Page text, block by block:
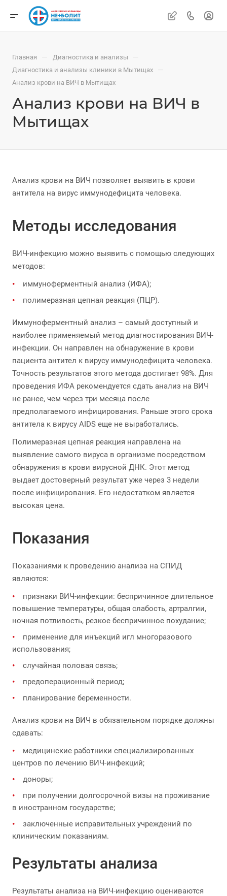
Главная — Диагностика и анализы —
Диагностика и анализы клиники в Мытищах —
Анализ крови на ВИЧ в Мытищах
Анализ крови на ВИЧ в
Мытищах
Анализ крови на ВИЧ позволяет выявить в крови
антитела на вирус иммунодефицита человека.
Методы исследования
ВИЧ-инфекцию можно выявить с помощью следующих
методов:
иммуноферментный анализ (ИФА);
полимеразная цепная реакция (ПЦР).
Иммуноферментный анализ – самый доступный и
наиболее применяемый метод диагностирования ВИЧ-
инфекции. Он направлен на обнаружение в крови
пациента антител к вирусу иммунодефицита человека.
Точность результатов этого метода достигает 98%. Для
проведения ИФА рекомендуется сдать анализ на ВИЧ
не ранее, чем через три месяца после
предполагаемого инфицирования. Раньше этого срока
антитела к вирусу AIDS еще не выработались.
Полимеразная цепная реакция направлена на
выявление самого вируса в организме посредством
обнаружения в крови вирусной ДНК. Этот метод
выдает достоверный результат уже через 3 недели
после инфицирования. Его недостатком является
высокая цена.
Показания
Показаниями к проведению анализа на СПИД
являются:
признаки ВИЧ-инфекции: беспричинное длительное
повышение температуры, общая слабость, артралгии,
ночная потливость, резкое беспричинное похудание;
применение для инъекций игл многоразового
использования;
случайная половая связь;
предоперационный период;
планирование беременности.
Анализ крови на ВИЧ в обязательном порядке должны
сдавать:
медицинские работники специализированных
центров по лечению ВИЧ-инфекций;
доноры;
при получении долгосрочной визы на проживание
в иностранном государстве;
заключенные исправительных учреждений по
клиническим показаниям.
Результаты анализа
Результаты анализа на ВИЧ-инфекцию оцениваются